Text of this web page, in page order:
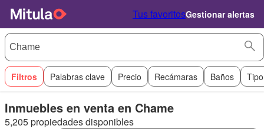
Tus favoritosGestionar alertas
Filtros Palabras clave Precio Recámaras Baños
Inmuebles en venta en Chame
5,205 propiedades disponibles